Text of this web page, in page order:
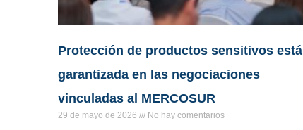
Protección de productos sensitivos está
garantizada en las negociaciones
vinculadas al MERCOSUR
29 de mayo de 2026 No hay comentarios